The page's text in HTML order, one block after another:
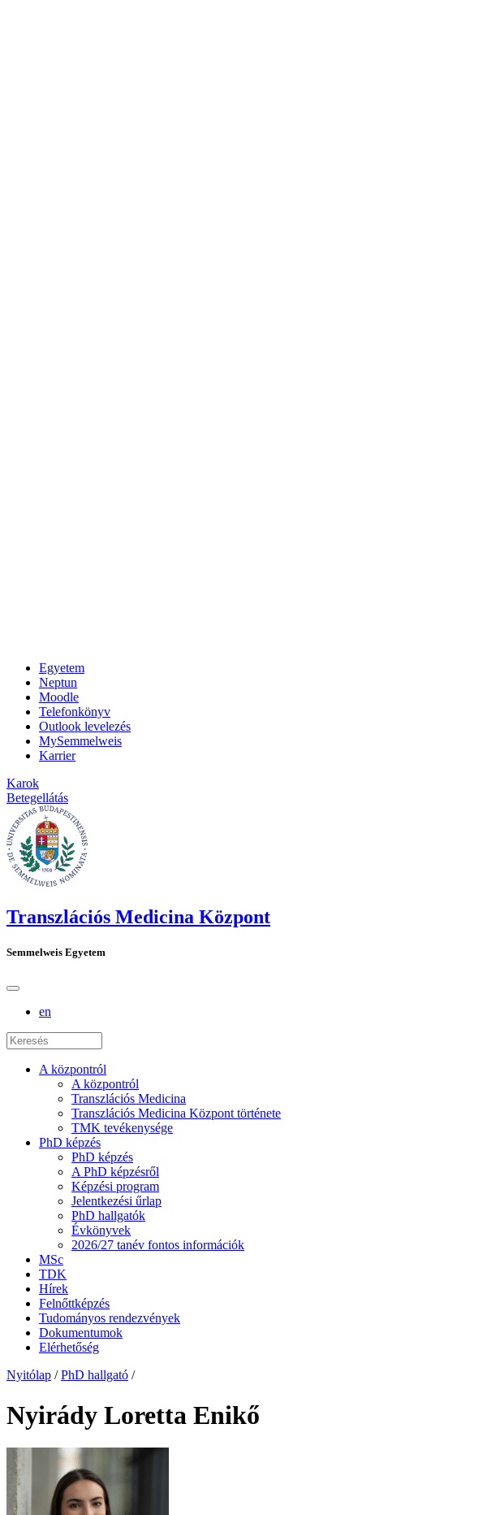
Egyetem
Neptun
Moodle
Telefonkönyv
Outlook levelezés
MySemmelweis
Karrier
Karok
Betegellátás
Transzlációs Medicina Központ
Semmelweis Egyetem
en
A központról
A központról
Transzlációs Medicina
Transzlációs Medicina Központ története
TMK tevékenysége
PhD képzés
PhD képzés
A PhD képzésről
Képzési program
Jelentkezési űrlap
PhD hallgatók
Évkönyvek
2026/27 tanév fontos információk
MSc
TDK
Hírek
Felnőttképzés
Tudományos rendezvények
Dokumentumok
Elérhetőség
Nyitólap / PhD hallgató /
Nyirády Loretta Enikő